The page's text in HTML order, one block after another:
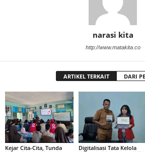
narasi kita
http://www.matakita.co
ARTIKEL TERKAIT DARI
Kejar Cita-Cita, Tunda
Digitalisasi Tata Kelola